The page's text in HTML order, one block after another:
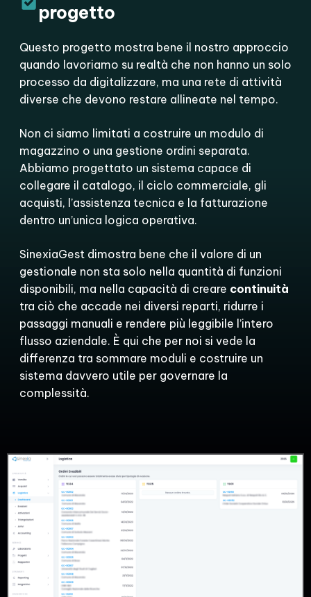
progetto
Questo progetto mostra bene il nostro approccio
quando lavoriamo su realtà che non hanno un solo
processo da digitalizzare, ma una rete di attività
diverse che devono restare allineate nel tempo.
Non ci siamo limitati a costruire un modulo di
magazzino o una gestione ordini separata.
Abbiamo progettato un sistema capace di
collegare il catalogo, il ciclo commerciale, gli
acquisti, l’assistenza tecnica e la fatturazione
dentro un’unica logica operativa.
SinexiaGest dimostra bene che il valore di un
gestionale non sta solo nella quantità di funzioni
disponibili, ma nella capacità di creare continuità
tra ciò che accade nei diversi reparti, ridurre i
passaggi manuali e rendere più leggibile l’intero
flusso aziendale. È qui che per noi si vede la
differenza tra sommare moduli e costruire un
sistema davvero utile per governare la
complessità.